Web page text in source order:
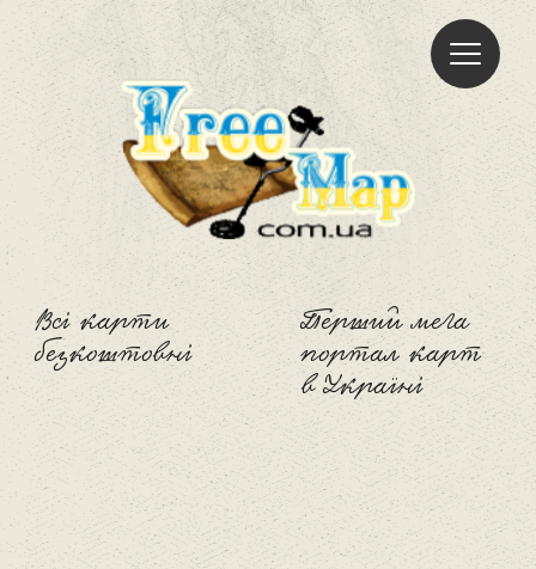
Всі карти
безкоштовні
Freemap
Перший мега
портал карт
в Україні